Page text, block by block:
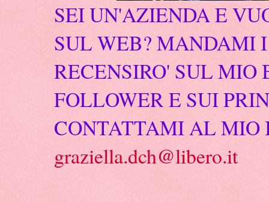
SEI UN'AZIENDA E
SUL WEB? MANDAMI
RECENSIRO' SUL
FOLLOWER E SUI
CONTATTAMI AL
graziella.dch@libero.it